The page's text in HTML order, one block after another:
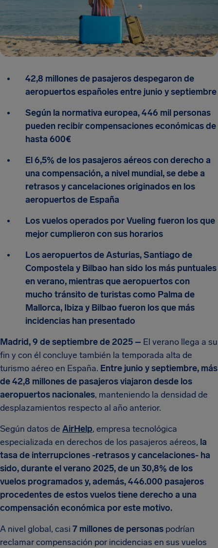
42,8 millones de pasajeros despegaron de
aeropuertos españoles entre junio y septiembre
Según la normativa europea, 446 mil personas
pueden recibir compensaciones económicas de
hasta 600€
El 6,5% de los pasajeros aéreos con derecho a
una compensación, a nivel mundial, se debe a
retrasos y cancelaciones originados en los
aeropuertos de España
Los vuelos operados por Vueling fueron los que
mejor cumplieron con sus horarios
Los aeropuertos de Asturias, Santiago de
Compostela y Bilbao han sido los más puntuales
en verano, mientras que aeropuertos con
mucho tránsito de turistas como Palma de
Mallorca, Ibiza y Bilbao fueron los que más
incidencias han presentado
Madrid, 9 de septiembre de 2025 – El verano llega a su
fin y con él concluye también la temporada alta de
turismo aéreo en España. Entre junio y septiembre, más
de 42,8 millones de pasajeros viajaron desde los
aeropuertos nacionales, manteniendo la densidad de
desplazamientos respecto al año anterior.
Según datos de AirHelp, empresa tecnológica
especializada en derechos de los pasajeros aéreos, la
tasa de interrupciones -retrasos y cancelaciones- ha
sido, durante el verano 2025, de un 30,8% de los
vuelos programados y, además, 446.000 pasajeros
procedentes de estos vuelos tiene derecho a una
compensación económica por este motivo.
A nivel global, casi 7 millones de personas podrían
reclamar compensación por incidencias en sus vuelos